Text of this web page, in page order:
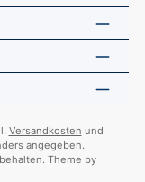
Versandkosten und
angegeben.
Theme by